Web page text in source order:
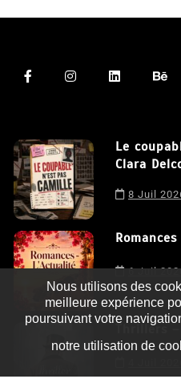
Le
Clara
8 Juil
6 Juil
Thrillers
Nous utilisons des
meilleure expérience
poursuivant votre
notre utilisation de